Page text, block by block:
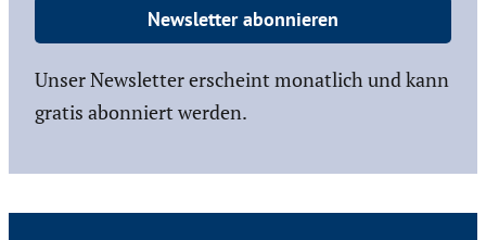
Newsletter abonnieren
Unser Newsletter erscheint monatlich und kann
gratis abonniert werden.